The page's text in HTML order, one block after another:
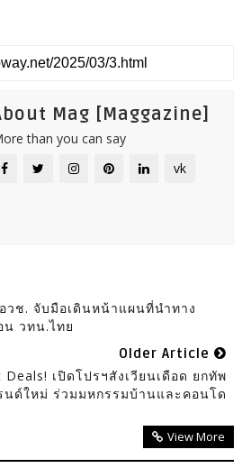
Mag [Maggazine]
than you can say
vk
วช. จับมือเดินหน้าแผนที่นำทาง
วทน.ไทย
Older Article
Deals! เปิดโปรฯสังเวียนเดือด ยกทัพ
ด์ใหม่ ร่วมมหกรรมบ้านและคอนโด
View More